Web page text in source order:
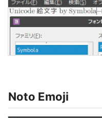
Noto Emoji